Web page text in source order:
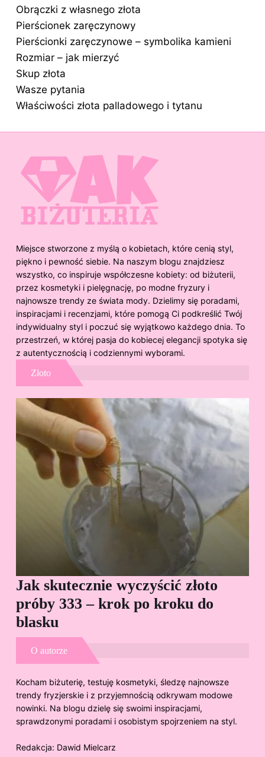
Obrączki z własnego złota
Pierścionek zaręczynowy
Pierścionki zaręczynowe – symbolika kamieni
Rozmiar – jak mierzyć
Skup złota
Wasze pytania
Właściwości złota palladowego i tytanu
Miejsce stworzone z myślą o kobietach, które cenią styl,
piękno i pewność siebie. Na naszym blogu znajdziesz
wszystko, co inspiruje współczesne kobiety: od biżuterii,
przez kosmetyki i pielęgnację, po modne fryzury i
najnowsze trendy ze świata mody. Dzielimy się poradami,
inspiracjami i recenzjami, które pomogą Ci podkreślić Twój
indywidualny styl i poczuć się wyjątkowo każdego dnia. To
przestrzeń, w której pasja do kobiecej elegancji spotyka się
z autentycznością i codziennymi wyborami.
Złoto
Jak skutecznie wyczyścić złoto
próby 333 – krok po kroku do
blasku
O autorze
Kocham biżuterię, testuję kosmetyki, śledzę najnowsze
trendy fryzjerskie i z przyjemnością odkrywam modowe
nowinki. Na blogu dzielę się swoimi inspiracjami,
sprawdzonymi poradami i osobistym spojrzeniem na styl.
Redakcja: Dawid Mielcarz